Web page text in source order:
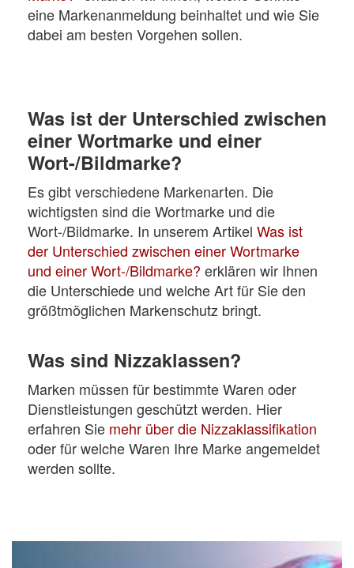
eine Markenanmeldung beinhaltet und wie Sie
dabei am besten Vorgehen sollen.
Was ist der Unterschied zwischen
einer Wortmarke und einer
Wort-/Bildmarke?
Es gibt verschiedene Markenarten. Die
wichtigsten sind die Wortmarke und die
Wort-/Bildmarke. In unserem Artikel Was ist
der Unterschied zwischen einer Wortmarke
und einer Wort-/Bildmarke? erklären wir Ihnen
die Unterschiede und welche Art für Sie den
größtmöglichen Markenschutz bringt.
Was sind Nizzaklassen?
Marken müssen für bestimmte Waren oder
Dienstleistungen geschützt werden. Hier
erfahren Sie mehr über die Nizzaklassifikation
oder für welche Waren Ihre Marke angemeldet
werden sollte.